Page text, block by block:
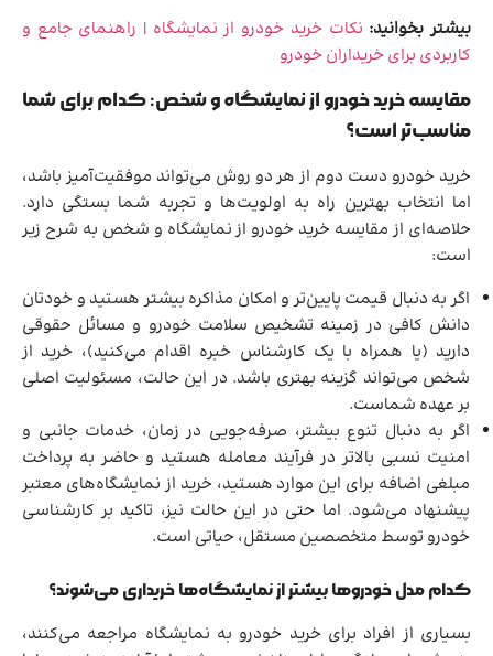
بیشتر بخوانید: نکات خرید خودرو از نمایشگاه | راهنمای جامع و
کاربردی برای خریداران خودرو
مقایسه خرید خودرو از نمایشگاه و شخص: کدام برای شما
مناسب‌تر است؟
خرید خودرو دست دوم از هر دو روش می‌تواند موفقیت‌آمیز باشد،
اما انتخاب بهترین راه به اولویت‌ها و تجربه شما بستگی دارد.
حلاصه‌ای از مقایسه خرید خودرو از نمایشگاه و شخص به شرح زیر
است:
اگر به دنبال قیمت پایین‌تر و امکان مذاکره بیشتر هستید و خودتان
دانش کافی در زمینه تشخیص سلامت خودرو و مسائل حقوقی
دارید (یا همراه با یک کارشناس خبره اقدام می‌کنید)، خرید از
شخص می‌تواند گزینه بهتری باشد. در این حالت، مسئولیت اصلی
بر عهده شماست.
اگر به دنبال تنوع بیشتر، صرفه‌جویی در زمان، خدمات جانبی و
امنیت نسبی بالاتر در فرآیند معامله هستید و حاضر به پرداخت
مبلغی اضافه برای این موارد هستید، خرید از نمایشگاه‌های معتبر
پیشنهاد می‌شود. اما حتی در این حالت نیز، تاکید بر کارشناسی
خودرو توسط متخصصین مستقل، حیاتی است.
کدام مدل خودروها بیشتر از نمایشگاه‌ها خریداری می‌شوند؟
بسیاری از افراد برای خرید خودرو به نمایشگاه مراجعه می‌کنند،